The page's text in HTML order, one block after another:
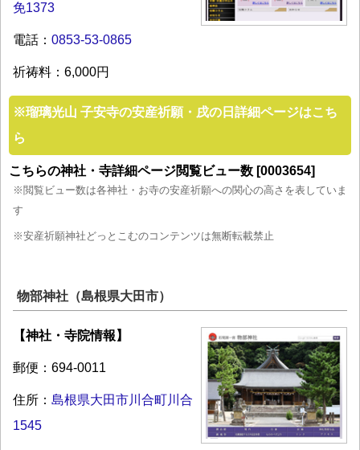
免1373
電話： 0853-53-0865
祈祷料：6,000円
※瑠璃光山 子安寺の安産祈願・戌の日詳細ページはこち
ら
こちらの神社・寺詳細ページ閲覧ビュー数 [0003654]
※閲覧ビュー数は各神社・お寺の安産祈願への関心の高さを表していま
す
※安産祈願神社どっとこむのコンテンツは無断転載禁止
物部神社（島根県大田市）
【神社・寺院情報】
郵便：694-0011
住所： 島根県大田市川合町川合
1545